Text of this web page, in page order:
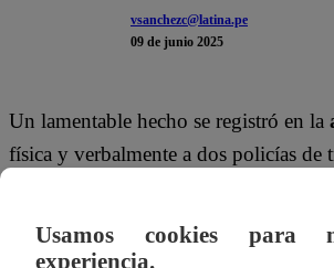
vsanchezc@latina.pe
09 de junio 2025
Un lamentable hecho se registró en la
física y verbalmente a dos policías
La pareja conformada por Fernanda
Usamos cookies para
experiencia.